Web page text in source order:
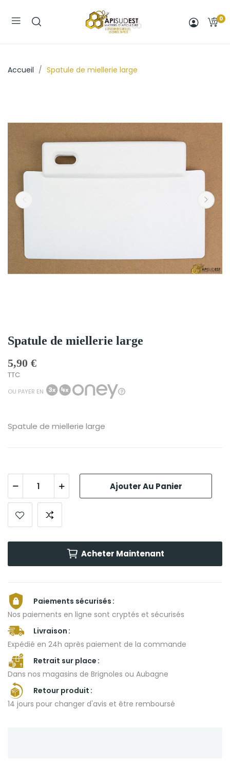
0
Accueil Spatule de miellerie large
Spatule de miellerie large
5,90 €
TTC
OU PAYER EN
Spatule de miellerie large
Ajouter Au Panier
Acheter Maintenant
Paiements sécurisés
Nos paiements en ligne sont cryptés et sécurisés
Livraison
Expédié en 24h après paiement de la commande
Retrait sur place
Dans nos magasins de Brignoles ou Aubagne
Retour produit
14 jours pour changer d'avis et être remboursé